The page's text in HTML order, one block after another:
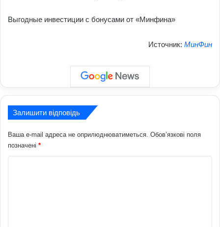
Выгодные инвестиции с бонусами от «Минфина»
Источник: МинФин
Залишити відповідь
Ваша e-mail адреса не оприлюднюватиметься. Обов’язкові поля
позначені *